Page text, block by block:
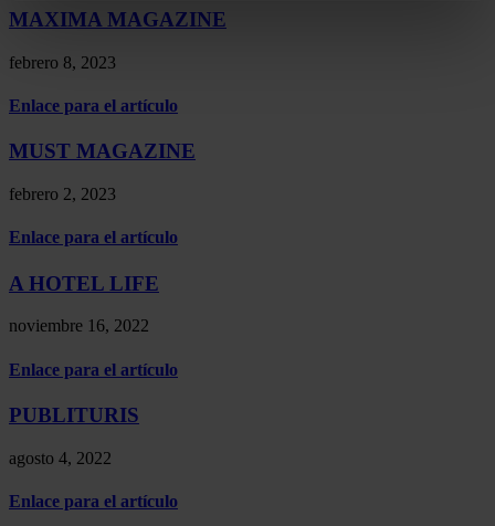
MAXIMA MAGAZINE
febrero 8, 2023
Enlace para el artículo
MUST MAGAZINE
febrero 2, 2023
Enlace para el artículo
A HOTEL LIFE
noviembre 16, 2022
Enlace para el artículo
PUBLITURIS
agosto 4, 2022
Enlace para el artículo